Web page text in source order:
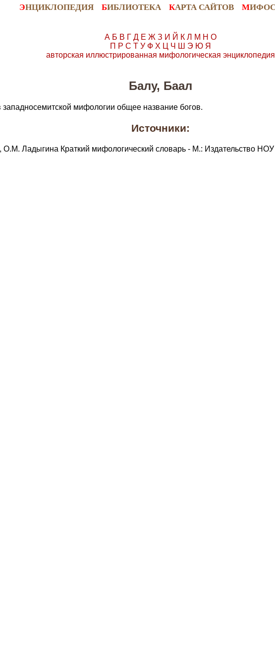
ЭНЦИКЛОПЕДИЯ БИБЛИОТЕКА КАРТА САЙТОВ М
А Б В Г Д Е Ж З И Й К Л М Н О
П Р С Т У Ф Х Ц Ч Ш Э Ю Я
авторская иллюстрированная мифологическая энциклопедия
Балу, Баал
западносемитской мифологии общее название богов.
Источники:
Ладыгина Краткий мифологический словарь - М.: Издательство